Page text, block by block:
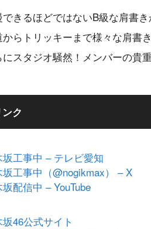
できるほどではないB級な肩書
らトリッキーまで様々な肩書
にスタジオ騒然！メンバーの貴
ク
坂工事中 – テレビ愛知
坂工事中（@nogikmax） – X
坂配信中 – YouTube
坂46公式サイト